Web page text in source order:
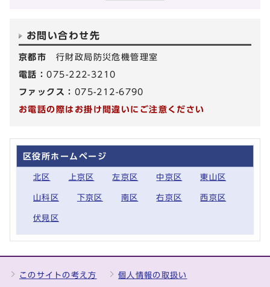
お問い合わせ先
京都市 行財政局防災危機管理室
電話：075-222-3210
ファックス： 075-212-6790
お電話の際はお掛け間違いにご注意ください
区役所ホームページ
北区 上京区 左京区 中京区 東山区
山科区 下京区 南区 右京区 西京区
伏見区
このサイトの考え方 個人情報の取扱い